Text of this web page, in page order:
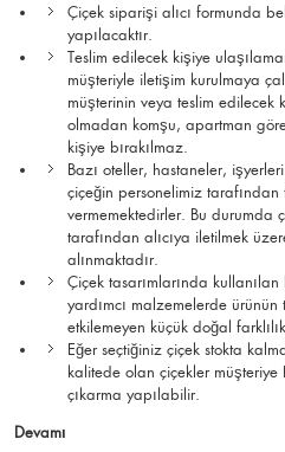
Çiçek siparişi alıcı formunda
yapılacaktır.
Teslim edilecek kişiye
müşteriyle iletişim kurulmaya
müşterinin veya teslim edilecek
olmadan komşu, apartman
kişiye bırakılmaz.
Bazı oteller, hastaneler,
çiçeğin personelimiz tarafından
vermemektedirler. Bu durumda
tarafından alıcıya iletilmek
alınmaktadır.
Çiçek tasarımlarında
yardımcı malzemelerde
etkilemeyen küçük doğal
Eğer seçtiğiniz çiçek stokta
kalitede olan çiçekler
çıkarma yapılabilir.
Devamı